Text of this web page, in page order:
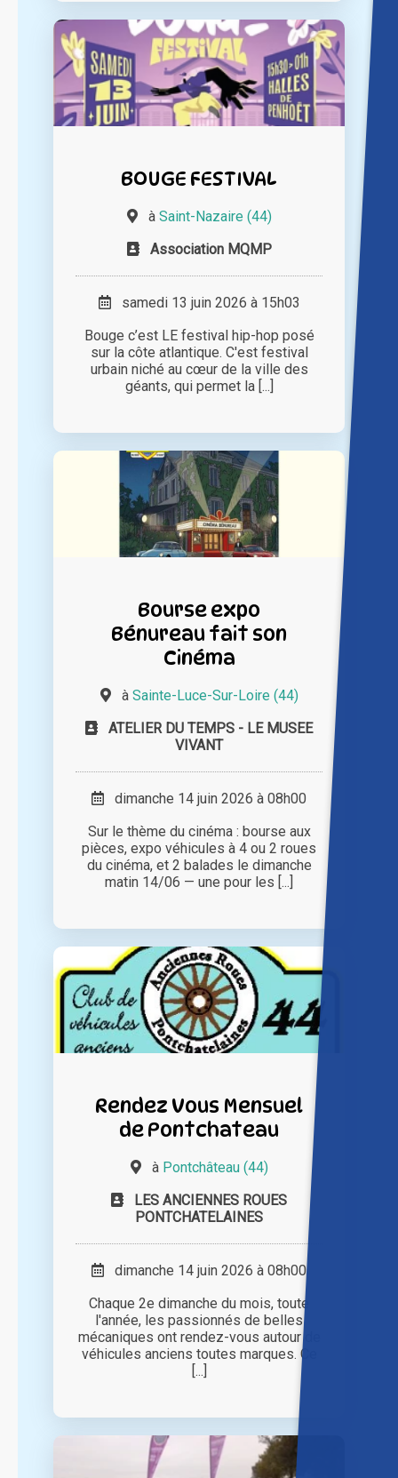
BOUGE FESTIVAL
à Saint-Nazaire (44)
Association MQMP
samedi 13 juin 2026 à 15h03
Bouge c’est LE festival hip-hop posé
sur la côte atlantique. C'est festival
urbain niché au cœur de la ville des
géants, qui permet la [...]
Bourse expo
Bénureau fait son
Cinéma
à Sainte-Luce-Sur-Loire (44)
ATELIER DU TEMPS - LE MUSEE
VIVANT
dimanche 14 juin 2026 à 08h00
Sur le thème du cinéma : bourse aux
pièces, expo véhicules à 4 ou 2 roues
du cinéma, et 2 balades le dimanche
matin 14/06 — une pour les [...]
Rendez Vous Mensuel
de Pontchateau
à Pontchâteau (44)
LES ANCIENNES ROUES
PONTCHATELAINES
dimanche 14 juin 2026 à 08h00
Chaque 2e dimanche du mois, toute
l'année, les passionnés de belles
mécaniques ont rendez-vous autour de
véhicules anciens toutes marques. Ce
[...]